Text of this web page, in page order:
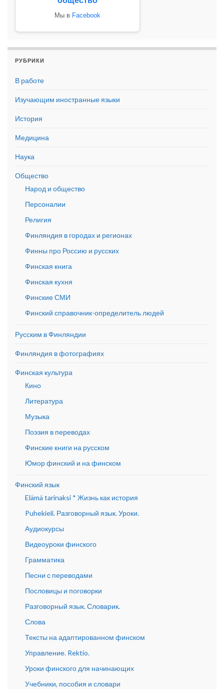
Мы в Facebook
РУБРИКИ
В работе
Изучающим иностранные языки
История
Медицина
Наука
Общество
Народ и общество
Персоналии
Религия
Финляндия в городах и регионах
Финны про Россию и русских
Финская книга
Финская кухня
Финские СМИ
Финский справочник-определитель людей
Русским в Финляндии
Финляндия в фотографиях
Финская культура
Кино
Литература
Музыка
Поэзия в переводах
Финские книги на русском
Юмор финский и на финском
Финский язык
Elämä tarinaksi * Жизнь как история
Puhekieli. Разговорный язык. Уроки.
Аудиокурсы
Видеоуроки финского
Грамматика
Песни с переводами
Пословицы и поговорки
Разговорный язык. Словарик.
Слова
Тексты на адаптированном финском
Управление. Rektio.
Уроки финского для начинающих
Учебники, пособия и словари